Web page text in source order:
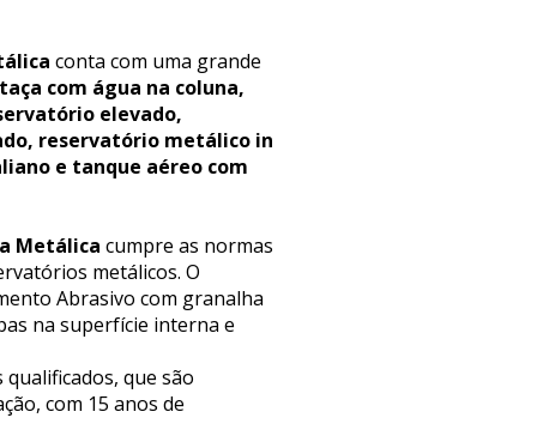
conta com uma grande
com água na coluna,
elevado,
reservatório metálico in
e tanque aéreo com
Metálica cumpre as normas
metálicos. O
Abrasivo com granalha
na superfície interna e
que são
com 15 anos de